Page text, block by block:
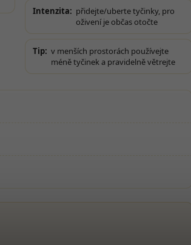
Intenzita: přidejte/uber­te tyčinky, pro
oživení je občas otočte
Tip: v menších prostorách používejte
méně tyčinek a pravidelně větrejte